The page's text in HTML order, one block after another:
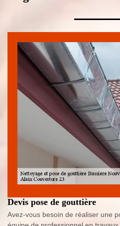
Devis pose de gouttière
Avez-vous besoin de réaliser une